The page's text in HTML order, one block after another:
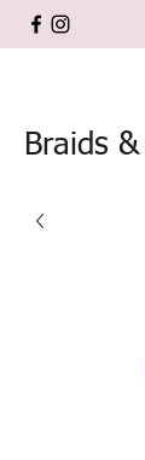
Braids